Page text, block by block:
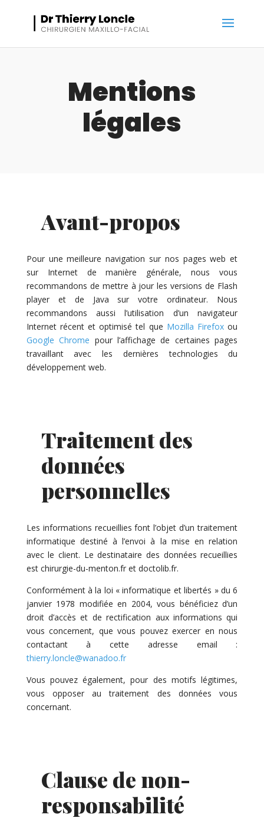
Mentions
légales
Avant-propos
Pour une meilleure navigation sur nos pages web et
sur Internet de manière générale, nous vous
recommandons de mettre à jour les versions de Flash
player et de Java sur votre ordinateur. Nous
recommandons aussi l’utilisation d’un navigateur
Internet récent et optimisé tel que Mozilla Firefox ou
Google Chrome pour l’affichage de certaines pages
travaillant avec les dernières technologies du
développement web.
Traitement des
données
personnelles
Les informations recueillies font l’objet d’un traitement
informatique destiné à l’envoi à la mise en relation
avec le client. Le destinataire des données recueillies
est chirurgie-du-menton.fr et doctolib.fr.
Conformément à la loi « informatique et libertés » du 6
janvier 1978 modifiée en 2004, vous bénéficiez d’un
droit d’accès et de rectification aux informations qui
vous concernent, que vous pouvez exercer en nous
contactant à cette adresse email :
thierry.loncle@wanadoo.fr
Vous pouvez également, pour des motifs légitimes,
vous opposer au traitement des données vous
concernant.
Clause de non-
responsabilité